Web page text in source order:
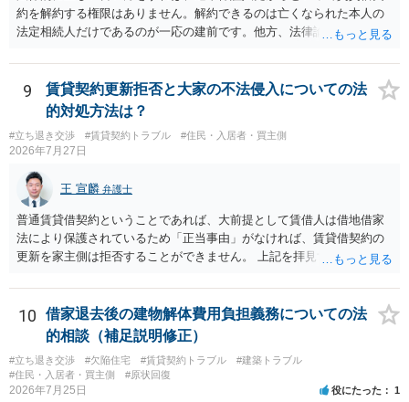
しており定期借家への変更に合意していないこと、②貸主側の事情
（誰が所有者で誰が実際に住む予定か等）を具体的に書面で説明して
ほしいこと、③自分たちの居住継続の必要性を丁寧に伝えること、を
基本方針としたうえで、仮に一定時期の退去を検討する場合には、立
退料・引越費用・原状回復費用負担などの条件を明確にした書面を作
成することが重要です。 契約書では、更新条項・解除条項・期間の定
め・定期借家に関する記載の有無、これまでの更新時の合意内容
（「今回で最後」などの文言）が、借主不利な特約として無効になり
得るかどうかも含めて検討ポイントになりますので、署名押印前に内
容を十分に確認し、不明点は弁護士に相談することをおすすめしま
す。
約を解約する権限はありません。解約できるのは亡くなられた本人の
法定相続人だけであるのが一応の建前です。他方、法律論はさてお
する動機づけがなくなります。 今回進められつつある手続はあくまで
も、建物を賃貸人に一日も早く明け渡すための便宜的方法として理解
するのが良いと思います。またその方法で進めた方が、連帯保証人で
あるお知り合いさんにとっても、自身の経済的負担を最小限に食い止
められるため望ましいやり方だといえます。
9
賃貸契約更新拒否と大家の不法侵入についての法
的対処方法は？
#立ち退き交渉 #賃貸契約トラブル #住民・入居者・買主側
2026年7月27日
王 宣麟 弁護士
普通賃貸借契約ということであれば、大前提として賃借人は借地借家
法により保護されているため「正当事由」がなければ、賃貸借契約の
更新を家主側は拒否することができません。 上記を拝見する限り、通
定期確認させてもらないこと」が直ちに正当事由に当たるとは思えま
せんので、更新拒絶を拒否される方向性でよろしいかと存じます。 そ
の交渉の中で、一定の金銭をもらえれば退去には応じる旨交渉をして
みるのはいかがでしょうか。 過去に賃借人の許可なく無断で賃貸人が
入室する行為自体は不法行為となり、また刑事的にも住居侵入罪が成
立する可能性がありますので、これを理由に一定の金銭賠償を求める
10
借家退去後の建物解体費用負担義務についての法
的相談（補足説明修正）
#立ち退き交渉 #欠陥住宅 #賃貸契約トラブル
#建築トラブル
#住民・入居者・買主側
#原状回復
2026年7月25日 役にたった 1